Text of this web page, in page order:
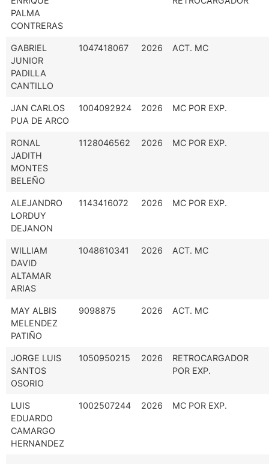
PALMA
CONTRERAS
GABRIEL
JUNIOR
PADILLA
CANTILLO
1047418067 2026 ACT. MC
JAN CARLOS
PUA DE ARCO
1004092924 2026 MC POR EXP.
RONAL
JADITH
MONTES
BELEÑO
1128046562 2026 MC POR EXP.
ALEJANDRO
LORDUY
DEJANON
1143416072 2026 MC POR EXP.
WILLIAM
DAVID
ALTAMAR
ARIAS
1048610341 2026 ACT. MC
MAY ALBIS
MELENDEZ
PATIÑO
9098875 2026 ACT. MC
JORGE LUIS
SANTOS
OSORIO
1050950215 2026
RETROCARGADOR
POR EXP.
LUIS
EDUARDO
CAMARGO
HERNANDEZ
1002507244 2026 MC POR EXP.